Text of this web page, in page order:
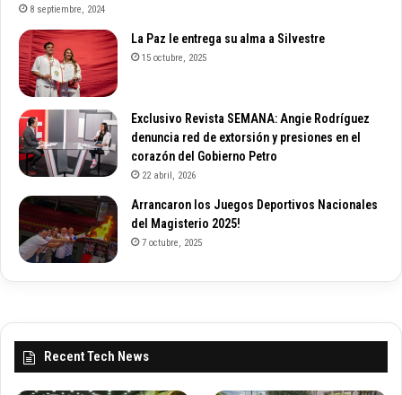
8 septiembre, 2024
La Paz le entrega su alma a Silvestre
15 octubre, 2025
Exclusivo Revista SEMANA: Angie Rodríguez
denuncia red de extorsión y presiones en el
corazón del Gobierno Petro
22 abril, 2026
Arrancaron los Juegos Deportivos Nacionales
del Magisterio 2025!
7 octubre, 2025
Recent Tech News